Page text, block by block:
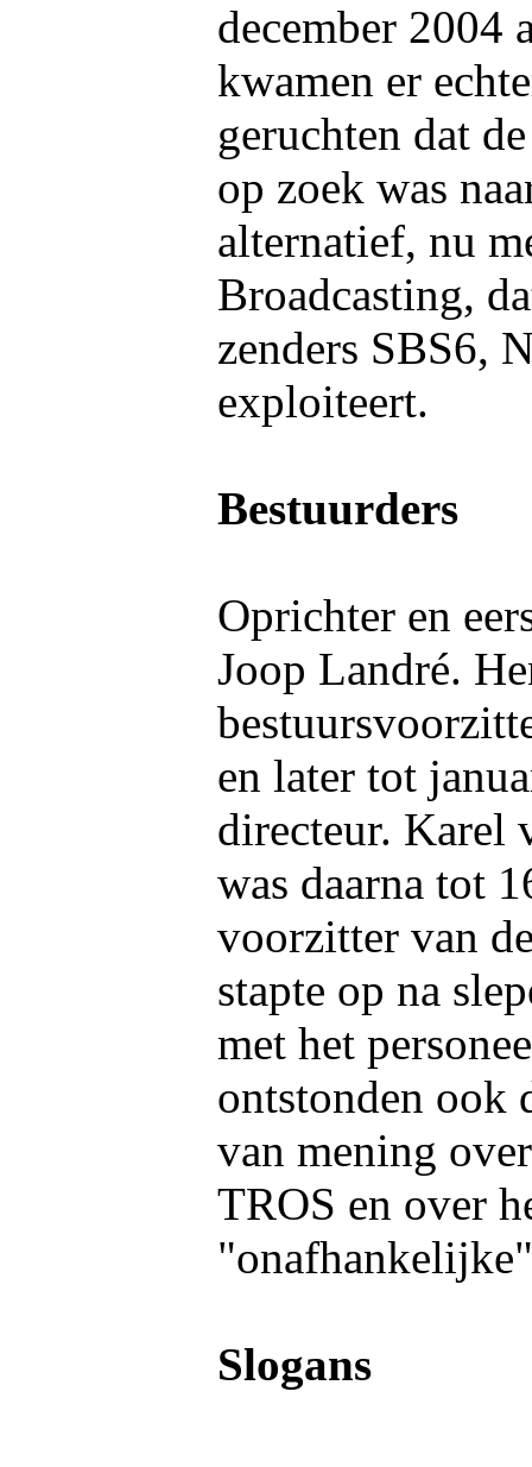
december 2004
kwamen er
geruchten dat
op zoek was
alternatief, nu
Broadcasting,
zenders SBS6,
exploiteert.
Bestuurders
Oprichter en
Joop Landré.
en later tot
directeur. Karel
was daarna tot
voorzitter van
stapte op na
met het
ontstonden ook
van mening
TROS en over
Slogans